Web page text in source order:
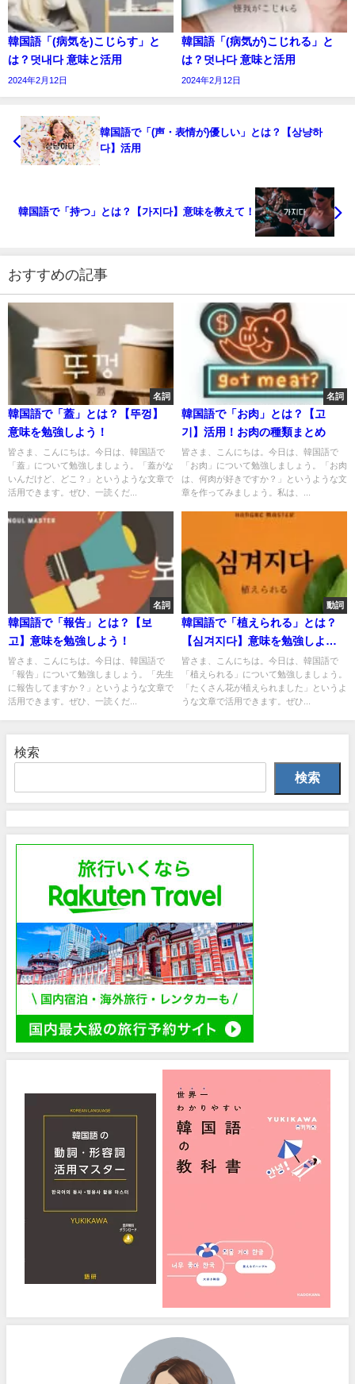
韓国語「(病気を)こじらす」と
は？덧내다 意味と活用
2024年2月12日
韓国語「(病気が)こじれる」と
は？덧나다 意味と活用
2024年2月12日
韓国語で「(声・表情が)優しい」とは？【상냥하
다】活用
韓国語で「持つ」とは？【가지다】意味を教えて！
おすすめの記事
名詞
韓国語で「蓋」とは？【뚜껑】
意味を勉強しよう！
皆さま、こんにちは。今日は、韓国語で
「蓋」について勉強しましょう。「蓋がな
いんだけど、どこ？」というような文章で
活用できます。ぜひ、一読くだ...
名詞
韓国語で「お肉」とは？【고
기】活用！お肉の種類まとめ
皆さま、こんにちは。今日は、韓国語で
「お肉」について勉強しましょう。「お肉
は、何肉が好きですか？」というような文
章を作ってみましょう。私は、...
名詞
韓国語で「報告」とは？【보
고】意味を勉強しよう！
皆さま、こんにちは。今日は、韓国語で
「報告」について勉強しましょう。「先生
に報告してますか？」というような文章で
活用できます。ぜひ、一読くだ...
動詞
韓国語で「植えられる」とは？
【심겨지다】意味を勉強しよ
う！
皆さま、こんにちは。今日は、韓国語で
「植えられる」について勉強しましょう。
「たくさん花が植えられました」というよ
うな文章で活用できます。ぜひ...
検索
検索